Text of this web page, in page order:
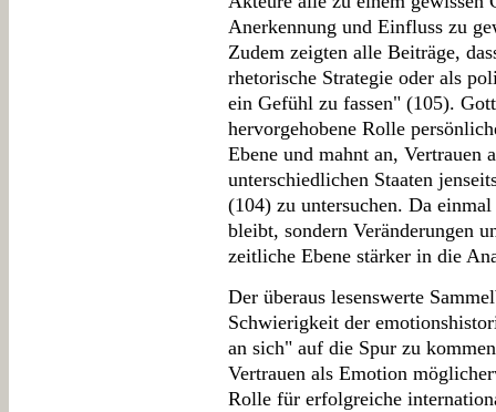
Anerkennung und Einfluss zu
Zudem zeigten alle Beiträge,
rhetorische Strategie oder als
ein Gefühl zu fassen" (105).
hervorgehobene Rolle
Ebene und mahnt an, Vertrauen
unterschiedlichen Staaten
(104) zu untersuchen. Da
bleibt, sondern Veränderungen
zeitliche Ebene stärker in die
Der überaus lesenswerte
Schwierigkeit der
an sich" auf die Spur zu
Vertrauen als Emotion
Rolle für erfolgreiche